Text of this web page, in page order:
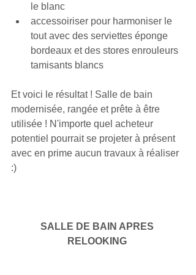
le blanc
accessoiriser pour harmoniser le
tout avec des serviettes éponge
bordeaux et des stores enrouleurs
tamisants blancs
Et voici le résultat ! Salle de bain
modernisée, rangée et prête à être
utilisée ! N'importe quel acheteur
potentiel pourrait se projeter à présent
avec en prime aucun travaux à réaliser
:)
SALLE DE BAIN APRES
RELOOKING